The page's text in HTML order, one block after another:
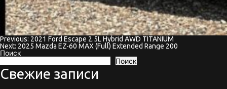
Навигация
по
записям
Previous: 2021 Ford Escape 2.5L Hybrid AWD TITANIUM
Next: 2025 Mazda EZ-60 MAX (Full) Extended Range 200
Поиск
Поиск
Свежие записи